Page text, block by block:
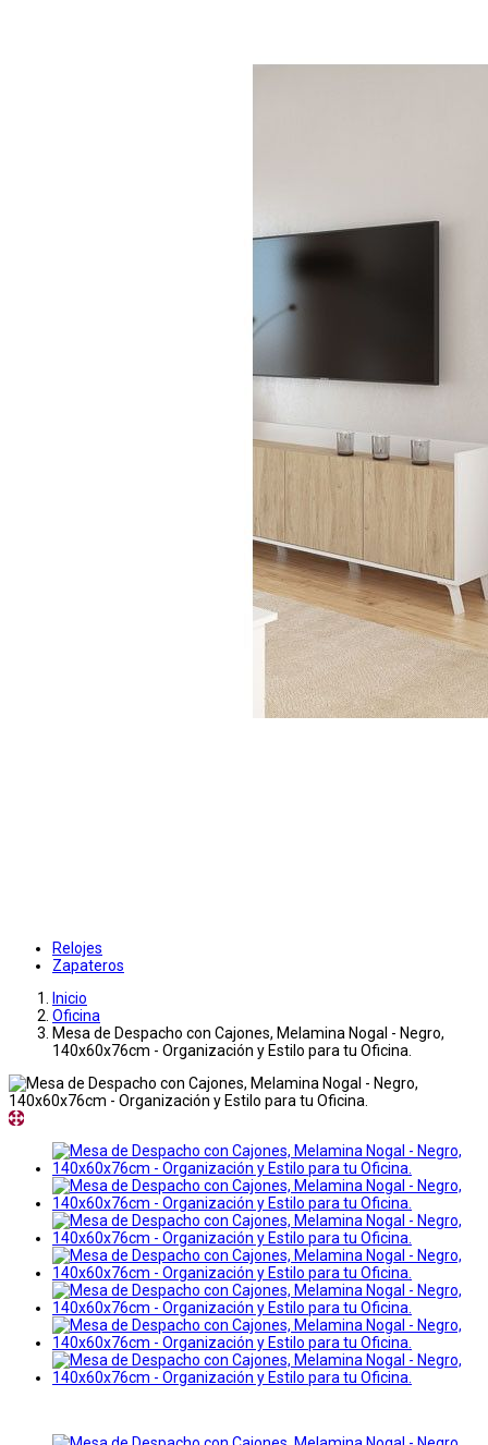
Relojes
Zapateros
Inicio
Oficina
Mesa de Despacho con Cajones, Melamina Nogal - Negro,
140x60x76cm - Organización y Estilo para tu Oficina.